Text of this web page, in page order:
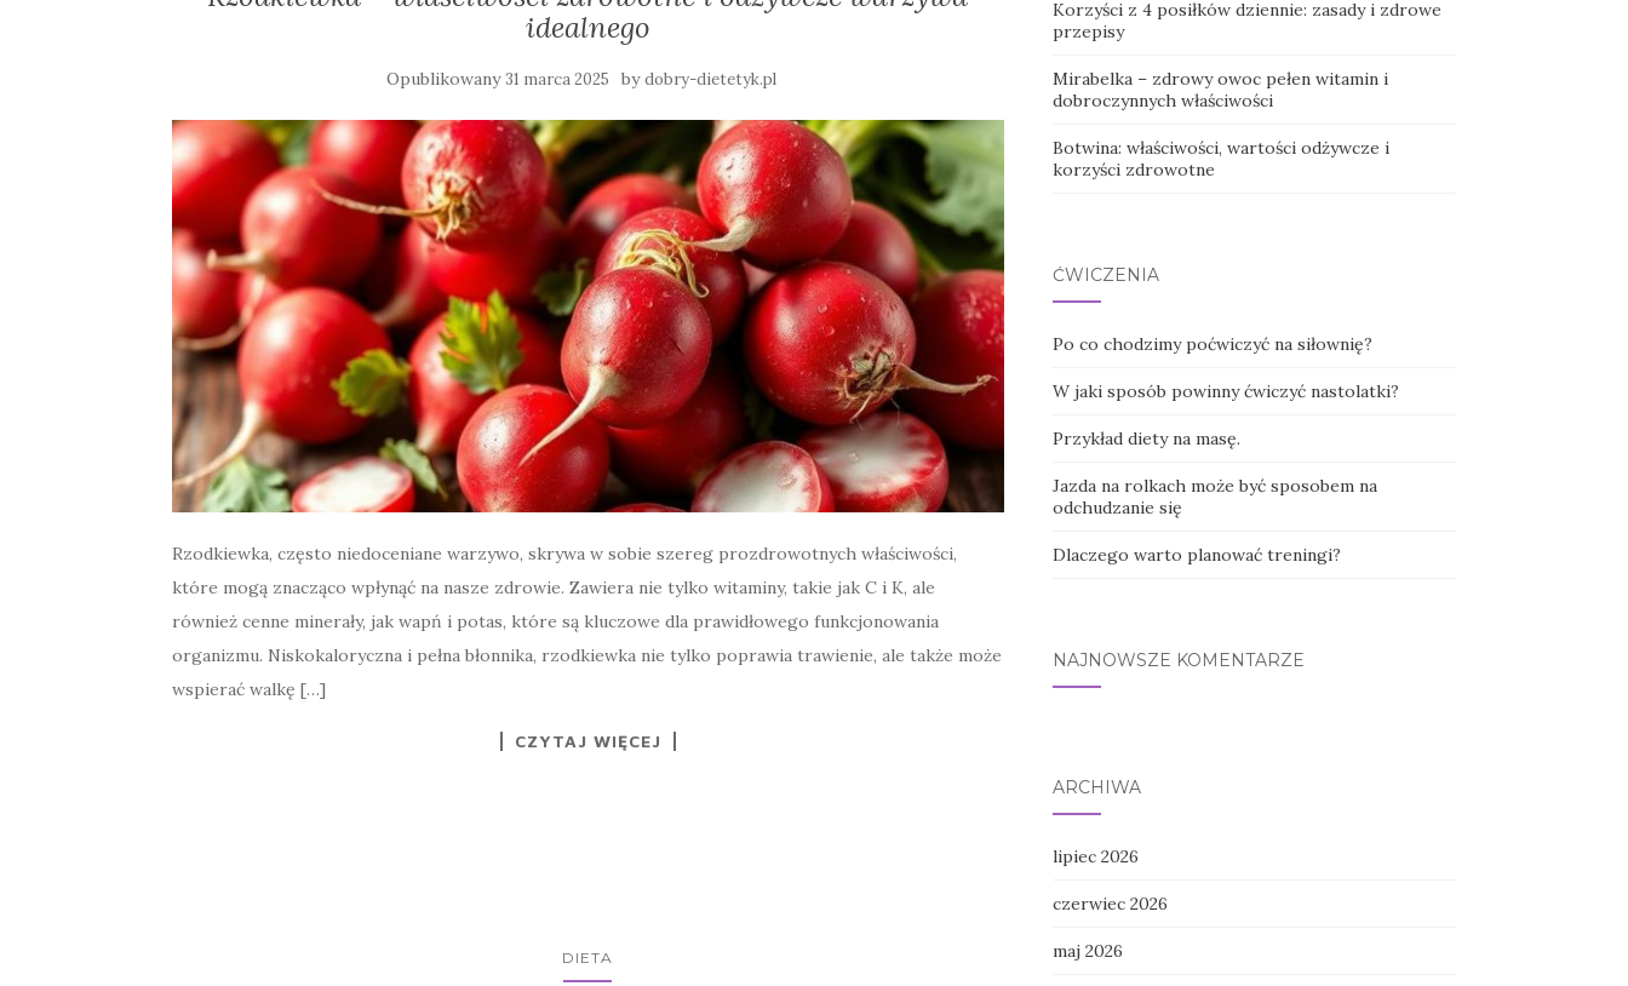
idealnego
Opublikowany 31 marca 2025 bydobry-dietetyk.pl
Rzodkiewka, często niedoceniane warzywo, skrywa w sobie szereg prozdrowotnych właściwości,
które mogą znacząco wpłynąć na nasze zdrowie. Zawiera nie tylko witaminy, takie jak C i K, ale
również cenne minerały, jak wapń i potas, które są kluczowe dla prawidłowego funkcjonowania
organizmu. Niskokaloryczna i pełna błonnika, rzodkiewka nie tylko poprawia trawienie, ale także może
wspierać walkę […]
CZYTAJ WIĘCEJ
DIETA
Korzyści z 4 posiłków dziennie: zasady i zdrowe
przepisy
Mirabelka – zdrowy owoc pełen witamin i
dobroczynnych właściwości
Botwina: właściwości, wartości odżywcze i
korzyści zdrowotne
ĆWICZENIA
Po co chodzimy poćwiczyć na siłownię?
W jaki sposób powinny ćwiczyć nastolatki?
Przykład diety na masę.
Jazda na rolkach może być sposobem na
odchudzanie się
Dlaczego warto planować treningi?
NAJNOWSZE KOMENTARZE
ARCHIWA
lipiec 2026
czerwiec 2026
maj 2026